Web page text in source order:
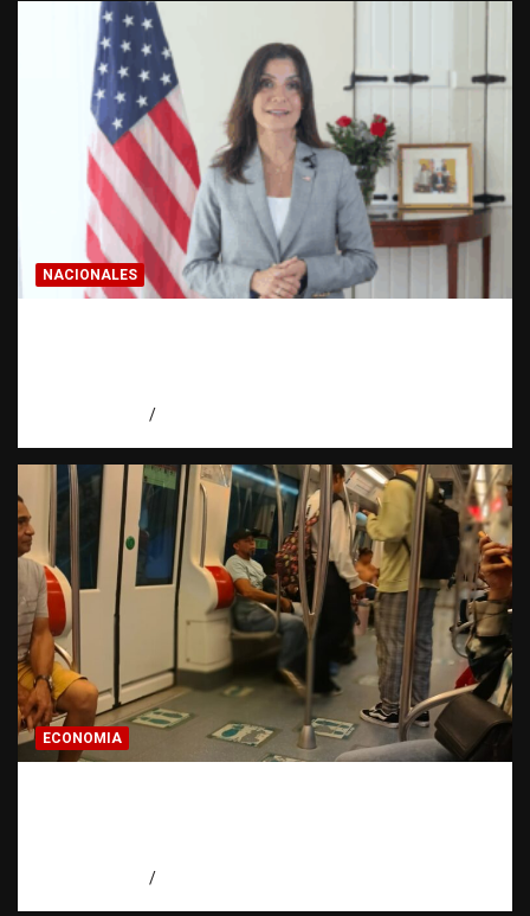
NACIONALES
ECONOMIA